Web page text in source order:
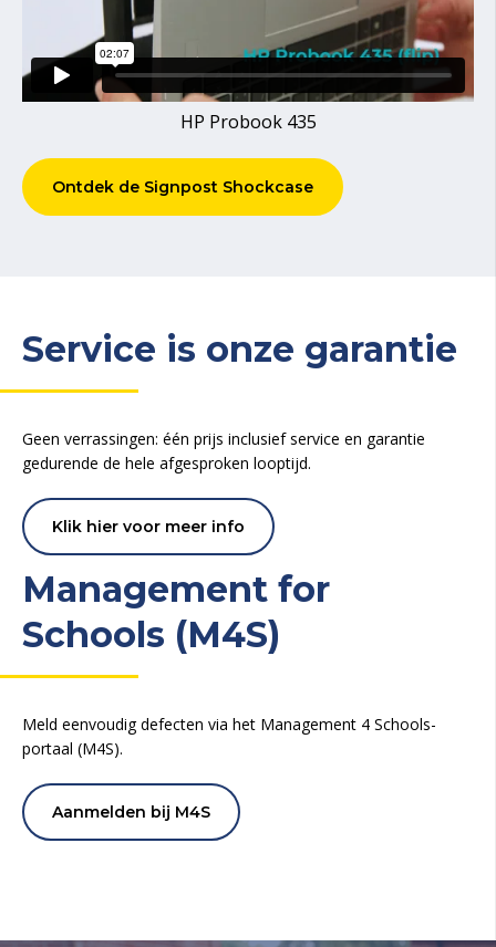
HP Probook 435
Ontdek de Signpost Shockcase
Service is onze garantie
Geen verrassingen: één prijs inclusief service en garantie
gedurende de hele afgesproken looptijd.
Klik hier voor meer info
Management for
Schools (M4S)
Meld eenvoudig defecten via het Management 4 Schools-
portaal (M4S).
Aanmelden bij M4S